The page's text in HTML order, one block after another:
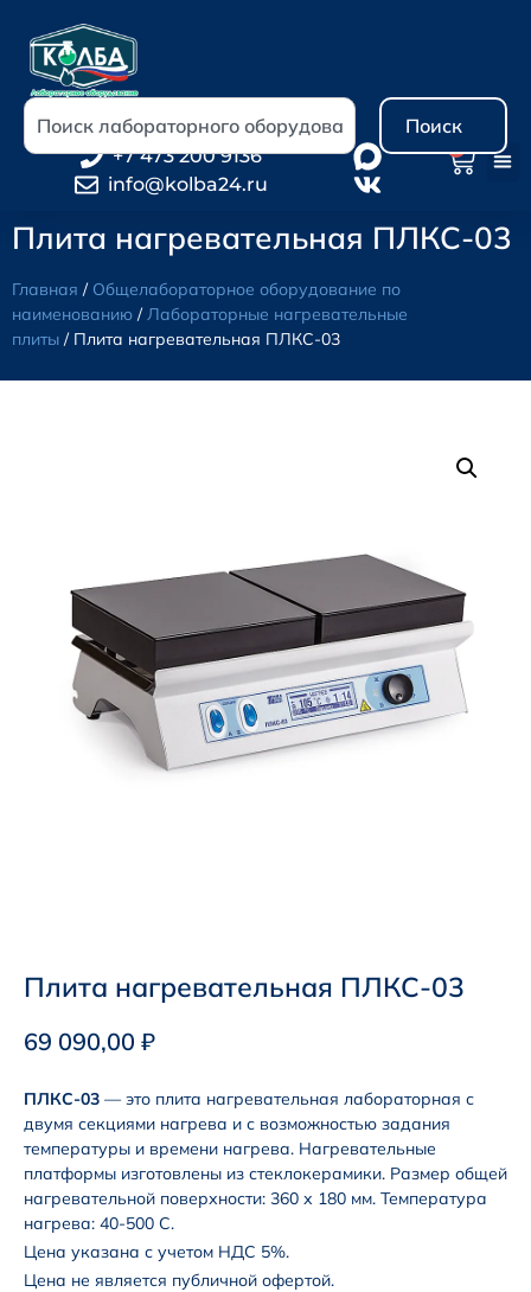
Поиск
+7 473 200 9136
info@kolba24.ru
Плита нагревательная ПЛКС-03
Главная / Общелабораторное оборудование по
наименованию /Лабораторные нагревательные
плиты / Плита нагревательная ПЛКС-03
Плита нагревательная ПЛКС-03
69 090,00 ₽
ПЛКС-03 — это плита нагревательная лабораторная с
двумя секциями нагрева и с возможностью задания
температуры и времени нагрева. Нагревательные
платформы изготовлены из стеклокерамики. Размер общей
нагревательной поверхности: 360 х 180 мм. Температура
нагрева: 40-500 С.
Цена указана с учетом НДС 5%.
Цена не является публичной офертой.